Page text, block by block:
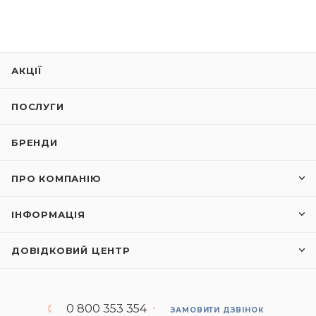
АКЦІЇ
ПОСЛУГИ
БРЕНДИ
ПРО КОМПАНІЮ
ІНФОРМАЦІЯ
ДОВІДКОВИЙ ЦЕНТР
0 800 353 354 ЗАМОВИТИ ДЗВІНОК